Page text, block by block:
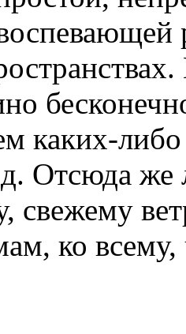
каких-
д. Отсюда
свежему
ко всему,